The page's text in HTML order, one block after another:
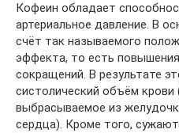
Кофеин обладает
артериальное давление. В
счёт так называемого
эффекта, то есть
сокращений. В результате
систолический объём крови
выбрасываемое из
сердца). Кроме того,